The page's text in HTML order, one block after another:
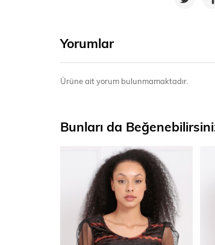
Yorumlar
Ürüne ait yorum bulunmamaktadır.
Bunları da